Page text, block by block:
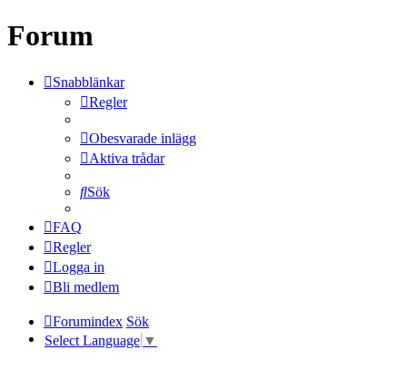
Forum
Snabblänkar
Regler
Obesvarade inlägg
Aktiva trådar
Sök
FAQ
Regler
Logga in
Bli medlem
Forumindex Sök
Select Language ▼